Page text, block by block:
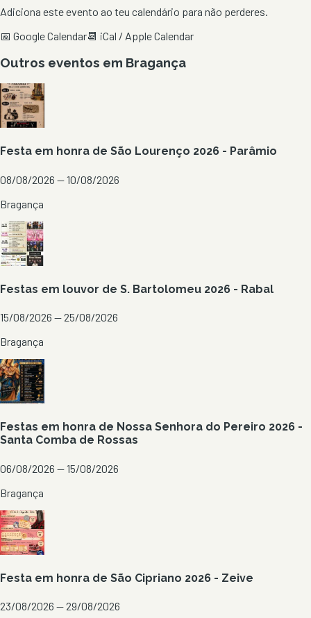
Adiciona este evento ao teu calendário para não perderes.
📅 Google Calendar📆 iCal / Apple Calendar
Outros eventos em Bragança
Festa em honra de São Lourenço 2026 - Parâmio
08/08/2026 — 10/08/2026
Bragança
Festas em louvor de S. Bartolomeu 2026 - Rabal
15/08/2026 — 25/08/2026
Bragança
Festas em honra de Nossa Senhora do Pereiro 2026 -
Santa Comba de Rossas
06/08/2026 — 15/08/2026
Bragança
Festa em honra de São Cipriano 2026 - Zeive
23/08/2026 — 29/08/2026